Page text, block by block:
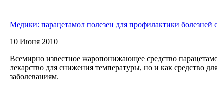
Медики: парацетамол полезен для профилактики болезней
10 Июня 2010
Всемирно известное жаропонижающее средство
лекарство для снижения температуры, но и как средство
заболеваниям.